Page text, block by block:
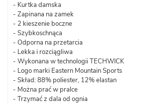
- Kurtka damska
- Zapinana na zamek
- 2 kieszenie boczne
- Szybkoschnąca
- Odporna na przetarcia
- Lekka i rozciągliwa
- Wykonana w technologii TECHWICK
- Logo marki Eastern Mountain Sports
- Skład: 88% poliester, 12% elastan
- Można prać w pralce
- Trzymać z dala od ognia